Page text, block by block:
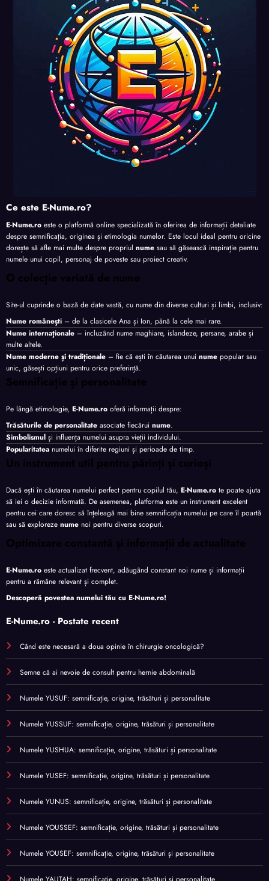
Ce este E-Nume.ro?
E-Nume.ro este o platformă online specializată în oferirea de informații detaliate
despre semnificația, originea și etimologia numelor. Este locul ideal pentru oricine
dorește să afle mai multe despre propriul nume sau să găsească inspirație pentru
numele unui copil, personaj de poveste sau proiect creativ.
O colecție variată de nume
Site-ul cuprinde o bază de date vastă, cu nume din diverse culturi și limbi, inclusiv:
Nume românești – de la clasicele Ana și Ion, până la cele mai rare.
Nume internaționale – incluzând nume maghiare, islandeze, persane, arabe și
multe altele.
Nume moderne și tradiționale – fie că ești în căutarea unui nume popular sau
unic, găsești opțiuni pentru orice preferință.
Semnificație și personalitate
Pe lângă etimologie, E-Nume.ro oferă informații despre:
Trăsăturile de personalitate asociate fiecărui nume.
Simbolismul și influența numelui asupra vieții individului.
Popularitatea numelui în diferite regiuni și perioade de timp.
Un instrument util pentru părinți și curioși
Dacă ești în căutarea numelui perfect pentru copilul tău, E-Nume.ro te poate ajuta
să iei o decizie informată. De asemenea, platforma este un instrument excelent
pentru cei care doresc să înțeleagă mai bine semnificația numelui pe care îl poartă
sau să exploreze nume noi pentru diverse scopuri.
Optimizare constantă și informații de actualitate
E-Nume.ro este actualizat frecvent, adăugând constant noi nume și informații
pentru a rămâne relevant și complet.
Descoperă povestea numelui tău cu E-Nume.ro!
E-Nume.ro - Postate recent
Când este necesară a doua opinie în chirurgie oncologică?
Semne că ai nevoie de consult pentru hernie abdominală
Numele YUSUF: semnificație, origine, trăsături și personalitate
Numele YUSSUF: semnificație, origine, trăsături și personalitate
Numele YUSHUA: semnificație, origine, trăsături și personalitate
Numele YUSEF: semnificație, origine, trăsături și personalitate
Numele YUNUS: semnificație, origine, trăsături și personalitate
Numele YOUSSEF: semnificație, origine, trăsături și personalitate
Numele YOUSEF: semnificație, origine, trăsături și personalitate